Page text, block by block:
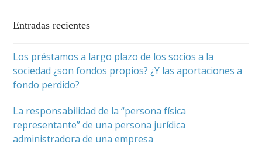
Entradas recientes
Los préstamos a largo plazo de los socios a la
sociedad ¿son fondos propios? ¿Y las aportaciones a
fondo perdido?
La responsabilidad de la “persona física
representante” de una persona jurídica
administradora de una empresa